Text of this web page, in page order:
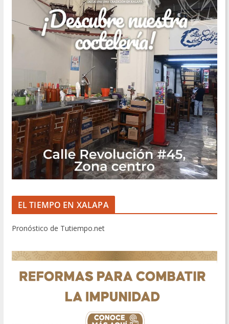
EL TIEMPO EN XALAPA
Pronóstico de Tutiempo.net